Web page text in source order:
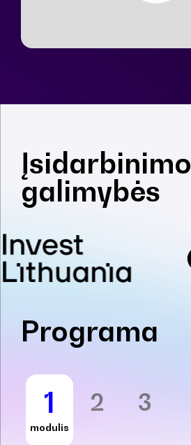
Įsidarbinimo
galimybės
Programa
1
modulis
2 3